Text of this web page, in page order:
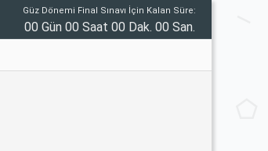
Güz Dönemi Final Sınavı İçin Kalan Süre:
00 Gün 00 Saat 00 Dak. 00 San.